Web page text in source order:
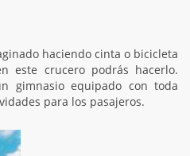
haciendo cinta o bicicleta
este crucero podrás hacerlo.
gimnasio equipado con toda
para los pasajeros.